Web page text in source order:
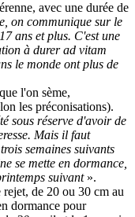
avec une durée de
on communique sur le
ans et plus. C'est une
à durer ad vitam
le monde ont plus de
l'on sème,
les préconisations).
sous réserve d'avoir de
Mais il faut
semaines suivants
se mette en dormance,
suivant».
de 20 ou 30 cm au
dormance pour